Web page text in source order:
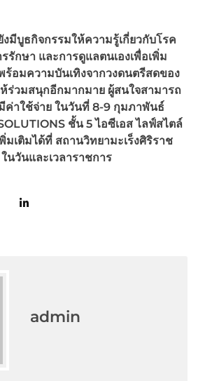
มีบูธกิจกรรมให้ความรู้เกี่ยวกับโรค
รักษา และการดูแลตนเองเพื่อเพิ่ม
ร้อมความบันเทิงจากวงดนตรีสดของ
ร่วมสนุกอีกมากมาย ผู้สนใจสามารถ
ค่าใช้จ่าย ในวันที่ 8-9 กุมภาพันธ์
ชั้น 5ไอซีเอส ไลฟ์สไตล์
เติมได้ที่ สถานวิทยามะเร็งศิริราช
ในวันและเวลาราชการ
admin